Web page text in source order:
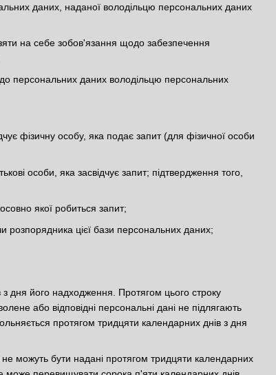
даних, наданої володільцю персональних даних
на себе зобов'язання щодо забезпечення
персональних даних володільцю персональних
фізичну особу, яка подає запит (для фізичної особи
особи, яка засвідчує запит; підтвердження того,
якої робиться запит;
розпорядника цієї бази персональних даних;
дня його надходження. Протягом цього строку
або відповідні персональні дані не підлягають
протягом тридцяти календарних днів з дня
не можуть бути надані протягом тридцяти календарних